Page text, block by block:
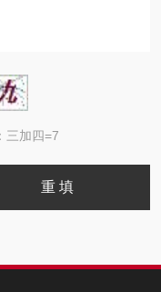
三加四=7